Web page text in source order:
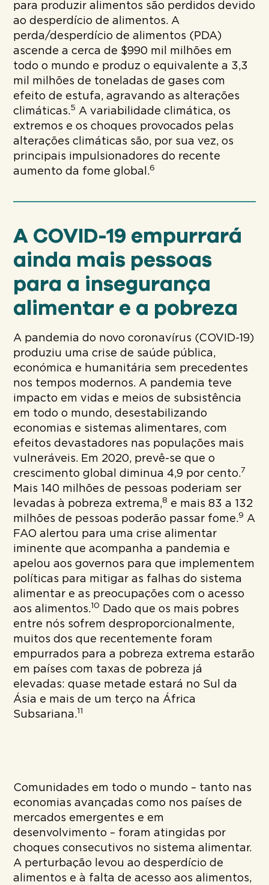
para produzir alimentos são perdidos devido
ao desperdício de alimentos. A
perda/desperdício de alimentos (PDA)
ascende a cerca de $990 mil milhões em
todo o mundo e produz o equivalente a 3,3
mil milhões de toneladas de gases com
efeito de estufa, agravando as alterações
climáticas.5 A variabilidade climática, os
extremos e os choques provocados pelas
alterações climáticas são, por sua vez, os
principais impulsionadores do recente
aumento da fome global.6
A COVID-19 empurrará
ainda mais pessoas
para a insegurança
alimentar e a pobreza
A pandemia do novo coronavírus (COVID-19)
produziu uma crise de saúde pública,
económica e humanitária sem precedentes
nos tempos modernos. A pandemia teve
impacto em vidas e meios de subsistência
em todo o mundo, desestabilizando
economias e sistemas alimentares, com
efeitos devastadores nas populações mais
vulneráveis. Em 2020, prevê-se que o
crescimento global diminua 4,9 por cento.7
Mais 140 milhões de pessoas poderiam ser
levadas à pobreza extrema,8 e mais 83 a 132
milhões de pessoas poderão passar fome.9 A
FAO alertou para uma crise alimentar
iminente que acompanha a pandemia e
apelou aos governos para que implementem
políticas para mitigar as falhas do sistema
alimentar e as preocupações com o acesso
aos alimentos.10
Dado que os mais pobres
entre nós sofrem desproporcionalmente,
muitos dos que recentemente foram
empurrados para a pobreza extrema estarão
em países com taxas de pobreza já
elevadas: quase metade estará no Sul da
Ásia e mais de um terço na África
Subsariana.11
Comunidades em todo o mundo – tanto nas
economias avançadas como nos países de
mercados emergentes e em
desenvolvimento – foram atingidas por
choques consecutivos no sistema alimentar.
A perturbação levou ao desperdício de
alimentos e à falta de acesso aos alimentos,